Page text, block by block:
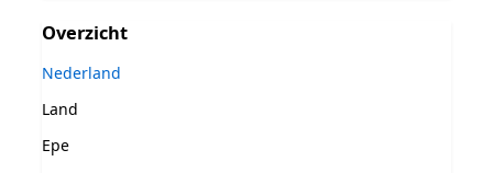
Overzicht
Nederland
Land
Epe